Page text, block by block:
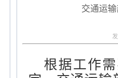
交通运
根据工作